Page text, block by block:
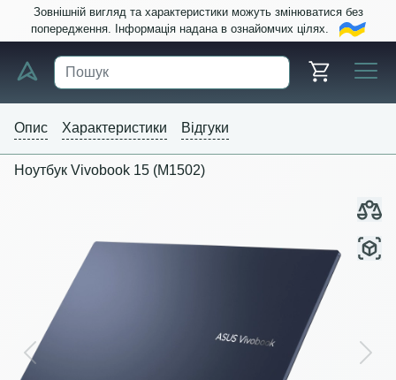
Зовнішній вигляд та характеристики можуть змінюватися без
попередження. Інформація надана в ознайомчих цілях.
Опис Характеристики Відгуки
Ноутбук Vivobook 15 (M1502)
Previous Next